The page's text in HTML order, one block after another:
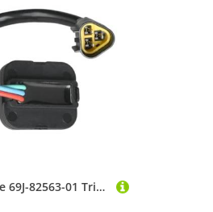
AnRMeT Teile 69J-82563-01 Trim Tilt Switch Assy for YA 4 Hub 20-70HP 115 150 200 225 300 HP Außenbordmotoren 69J-82563 69J-82563-01-00